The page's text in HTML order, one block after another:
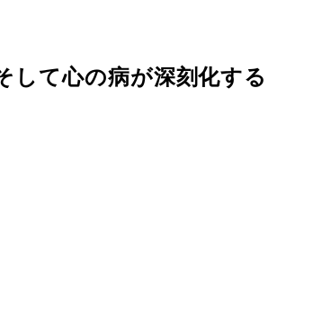
して心の病が深刻化する